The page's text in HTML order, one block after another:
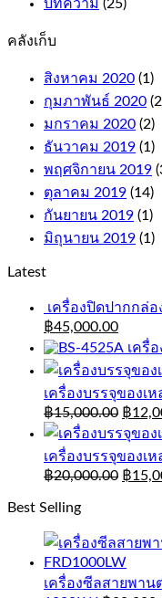
บทความ (25)
คลังเก็บ
สิงหาคม 2020 (1)
กุมภาพันธ์ 2020
มกราคม 2020 (2)
ธันวาคม 2019 (1)
พฤศจิกายน 2019
ตุลาคม 2019 (14)
กันยายน 2019 (1)
มิถุนายน 2019 (1)
Latest
เครื่องปิดปากกล่อ
฿45,000.00
เครื่
เครื่องบรรจุของเ
฿15,000.00 ฿
เครื่องบรรจุของเ
฿20,000.00 ฿
Best Selling
เครื่องซีลสายพาน